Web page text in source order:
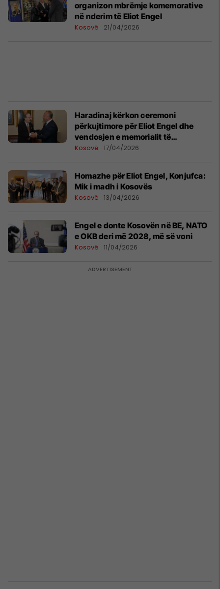
organizon mbrëmje komemorative
në nderim të Eliot Engel
Kosovë 21/04/2026
Haradinaj kërkon ceremoni
përkujtimore për Eliot Engel dhe
vendosjen e memorialit të
përhershëm brenda hapësirave të
Kosovë 17/04/2026
Homazhe për Eliot Engel, Konjufca:
Mik i madh i Kosovës
Kosovë 13/04/2026
​Engel e donte Kosovën në BE, NATO
e OKB deri më 2028, më së voni
Kosovë 11/04/2026